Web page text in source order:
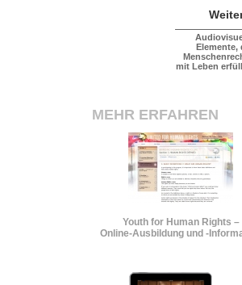
Elemente,
mit Leben
MEHR ERFAHREN
Youth for Human Rights –
Online-Ausbildung und-